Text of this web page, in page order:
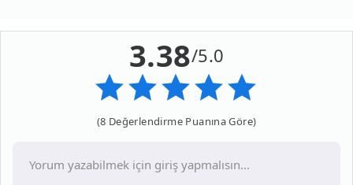
3.38/5.0
(8 Değerlendirme Puanına Göre)